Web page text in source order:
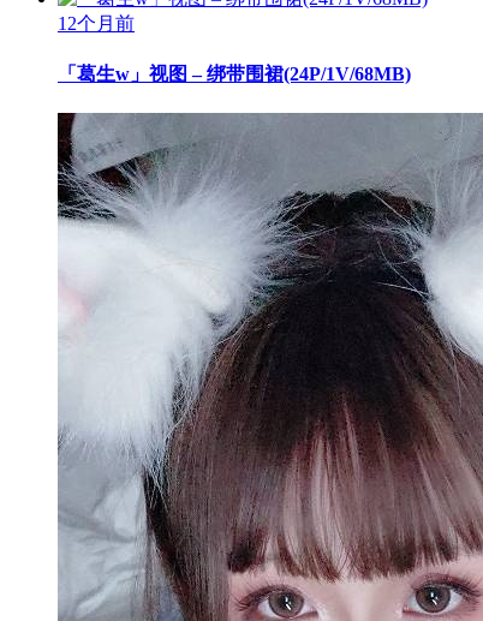
12个月前
「葛生w」视图 – 绑带围裙(24P/1V/68MB)